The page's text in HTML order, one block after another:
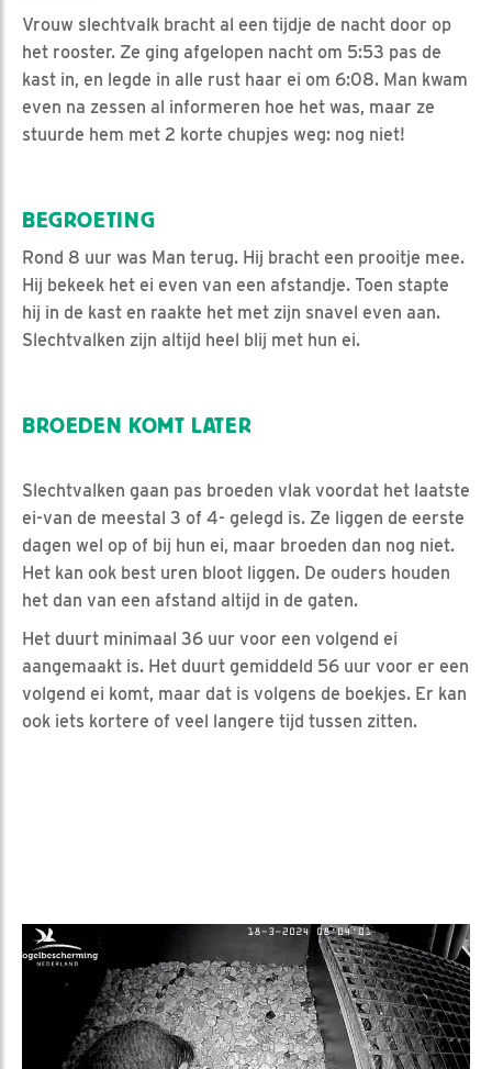
Vrouw slechtvalk bracht al een tijdje de nacht door op
het rooster. Ze ging afgelopen nacht om 5:53 pas de
kast in, en legde in alle rust haar ei om 6:08. Man kwam
even na zessen al informeren hoe het was, maar ze
stuurde hem met 2 korte chupjes weg: nog niet!
BEGROETING
Rond 8 uur was Man terug. Hij bracht een prooitje mee.
Hij bekeek het ei even van een afstandje. Toen stapte
hij in de kast en raakte het met zijn snavel even aan.
Slechtvalken zijn altijd heel blij met hun ei.
BROEDEN KOMT LATER
Slechtvalken gaan pas broeden vlak voordat het laatste
ei-van de meestal 3 of 4- gelegd is. Ze liggen de eerste
dagen wel op of bij hun ei, maar broeden dan nog niet.
Het kan ook best uren bloot liggen. De ouders houden
het dan van een afstand altijd in de gaten.
Het duurt minimaal 36 uur voor een volgend ei
aangemaakt is. Het duurt gemiddeld 56 uur voor er een
volgend ei komt, maar dat is volgens de boekjes. Er kan
ook iets kortere of veel langere tijd tussen zitten.